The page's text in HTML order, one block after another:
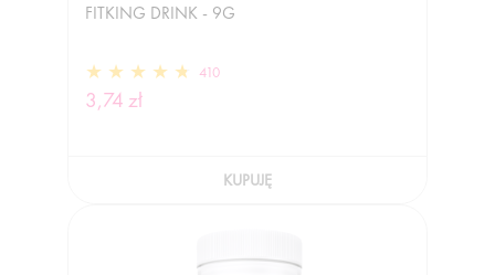
FITKING DRINK - 9G
410
3,74 zł
KUPUJĘ